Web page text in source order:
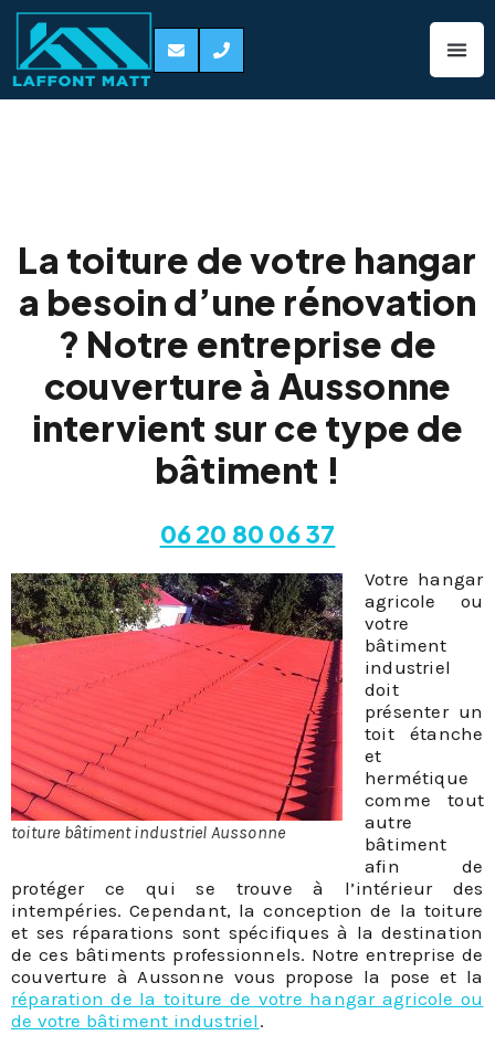
La toiture de votre hangar
a besoin d’une rénovation
? Notre entreprise de
couverture à Aussonne
intervient sur ce type de
bâtiment !
06 20 80 06 37
toiture bâtiment industriel Aussonne
Votre hangar
agricole ou
votre
bâtiment
industriel
doit
présenter un
toit étanche
et
hermétique
comme tout
autre
bâtiment
afin de
protéger ce qui se trouve à l’intérieur des
intempéries. Cependant, la conception de la toiture
et ses réparations sont spécifiques à la destination
de ces bâtiments professionnels. Notre entreprise de
couverture à Aussonne vous propose la pose et la
réparation de la toiture de votre hangar agricole ou
de votre bâtiment industriel .